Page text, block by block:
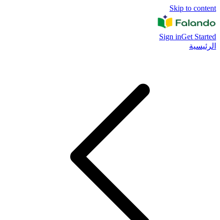
Skip to content
Sign inGet Started
الرئيسية